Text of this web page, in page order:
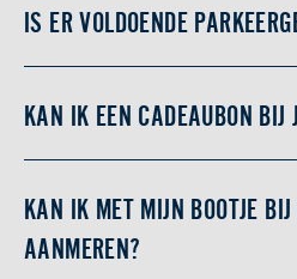
IS ER VOLDOENDE
KAN IK EEN CADEAUBON BIJ
KAN IK MET MIJN BOOTJE
AANMEREN?